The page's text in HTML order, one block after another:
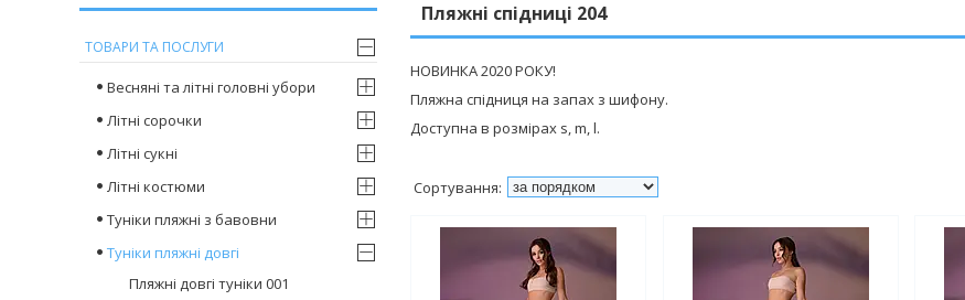
Пляжні спідниці 204
НОВИНКА 2020 РОКУ!
Пляжна спідниця на запах з шифону.
Доступна в розмірах s, m, l.
ТОВАРИ ТА ПОСЛУГИ
Весняні та літні головні убори
Літні сорочки
Літні сукні
Літні костюми
Туніки пляжні з бавовни
Туніки пляжні довгі
Пляжні довгі туніки 001